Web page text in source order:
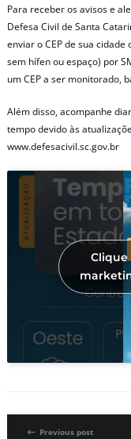
Para receber os avisos e
Defesa Civil de Santa
enviar o CEP de sua
sem hífen ou espaço) por
um CEP a ser monitorado,
Além disso, acompanhe
tempo devido às
www.defesacivil.sc.gov.br
Clique
Previous post